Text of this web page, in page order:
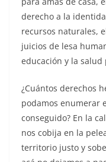
derecho a la
recursos naturales,
juicios de lesa
educación y la
¿Cuántos derechos
podamos enumerar
conseguido? En la
nos cobija en la
territorio justo y